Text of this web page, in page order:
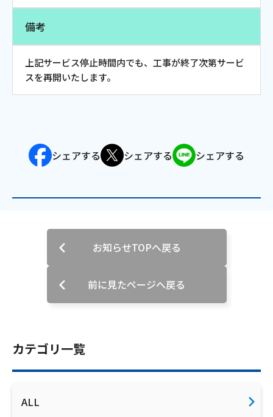
パンフレット・チラシ
サイトマップ
ウェブサイトのご利用について
安全・安心ガイド
カテゴリ一覧
ALL
備考
上記サービス停止時間内でも、工事が終了次第サービ
スを再開いたします。
シェアする シェアする シェアする
お知らせTOPへ戻る
前に見たページへ戻る